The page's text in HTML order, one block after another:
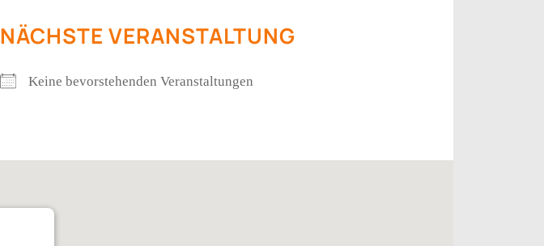
NÄCHSTE VERANSTALTUNG
Keine bevorstehenden Veranstaltungen